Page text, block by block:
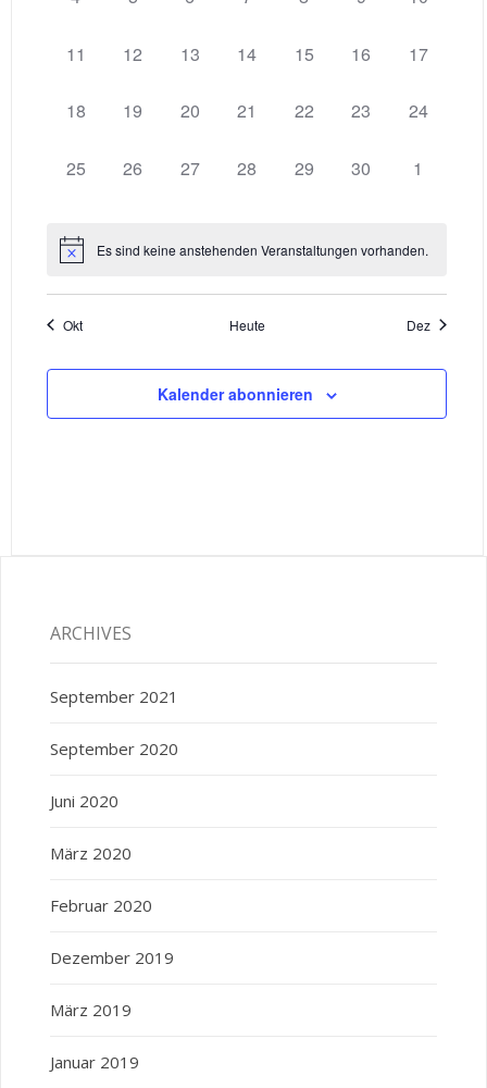
0
11
0
12
0
13
0
14
0
15
0
16
0
17
0
18
0
19
0
20
0
21
0
22
0
23
0
24
0
25
0
26
0
27
0
28
0
29
0
30
0
1
Es sind keine anstehenden Veranstaltungen vorhanden.
Okt Heute Dez
Kalender abonnieren
ARCHIVES
September 2021
September 2020
Juni 2020
März 2020
Februar 2020
Dezember 2019
März 2019
Januar 2019